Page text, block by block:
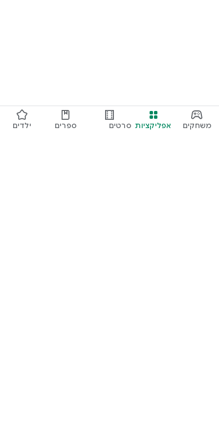
משחקים אפליקציות סרטים
ספרים ילדים